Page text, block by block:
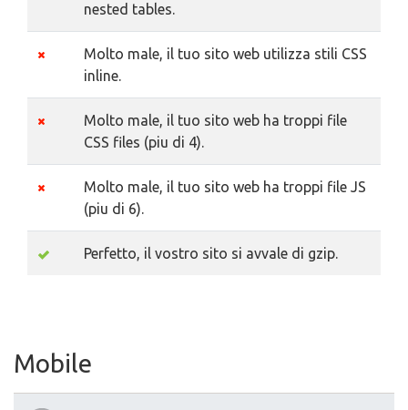
nested tables.
Molto male, il tuo sito web utilizza stili CSS
inline.
Molto male, il tuo sito web ha troppi file
CSS files (piu di 4).
Molto male, il tuo sito web ha troppi file JS
(piu di 6).
Perfetto, il vostro sito si avvale di gzip.
Mobile